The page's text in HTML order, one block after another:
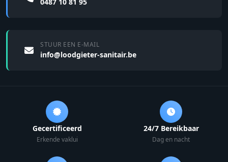
STUUR EEN E-MAIL
info@loodgieter-sanitair.be
Gecertificeerd
Erkende vaklui
24/7 Bereikbaar
Dag en nacht